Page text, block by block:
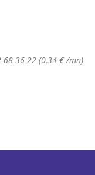
68 36 22 (0,34 € /mn)